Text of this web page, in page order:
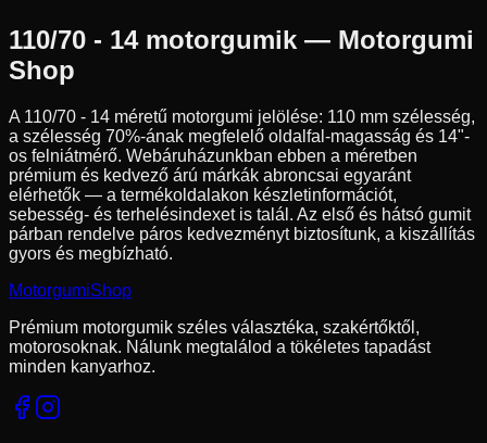
110/70 - 14motorgumik — Motorgumi
Shop
A 110/70 - 14 méretű motorgumi jelölése: 110 mm szélesség,
a szélesség 70%-ának megfelelő oldalfal-magasság és 14"-
os felniátmérő. Webáruházunkban ebben a méretben
prémium és kedvező árú márkák abroncsai egyaránt
elérhetők — a termékoldalakon készletinformációt,
sebesség- és terhelésindexet is talál. Az első és hátsó gumit
párban rendelve páros kedvezményt biztosítunk, a kiszállítás
gyors és megbízható.
MotorgumiShop
Prémium motorgumik széles választéka, szakértőktől,
motorosoknak. Nálunk megtalálod a tökéletes tapadást
minden kanyarhoz.